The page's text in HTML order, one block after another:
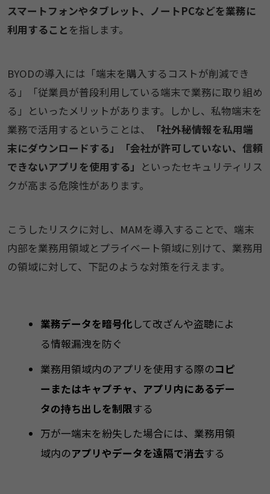
スマートフォンやタブレット、ノートPCなどを業務に
利用すること を指します。
BYODの導入には「端末を購入するコストが削減でき
る」「従業員が普段利用している端末で業務に取り組め
る」といったメリットがあります。しかし、私物端末を
業務で活用するということは、
「社外秘情報を私用端
末にダウンロードする」「会社が許可していない、信頼
できないアプリを使用する」 といったセキュリティリス
クが高まる危険性があります。
こうしたリスクに対し、MAMを導入することで、端末
内部を業務用領域とプライベート領域に別けて、業務用
の領域に対して、下記のような対策を行えます。
業務データを暗号化して改ざんや盗聴によ
る情報漏洩を防ぐ
業務用領域内のアプリを使用する際のコピ
ーまたはキャプチャ、アプリ内にあるデー
タの持ち出しを制限する
万が一端末を紛失した場合には、業務用領
域内のアプリやデータを遠隔で消去する